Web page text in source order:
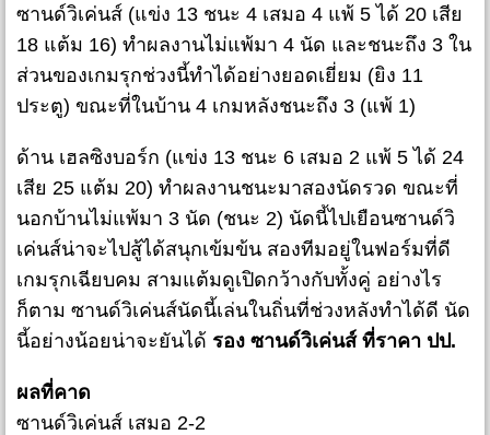
ซานด์วิเค่นส์ (แข่ง 13 ชนะ 4 เสมอ 4 แพ้ 5 ได้ 20 เสีย
18 แต้ม 16) ทำผลงานไม่แพ้มา 4 นัด และชนะถึง 3 ใน
ส่วนของเกมรุกช่วงนี้ทำได้อย่างยอดเยี่ยม (ยิง 11
ประตู) ขณะที่ในบ้าน 4 เกมหลังชนะถึง 3 (แพ้ 1)
ด้าน เฮลซิงบอร์ก (แข่ง 13 ชนะ 6 เสมอ 2 แพ้ 5 ได้ 24
เสีย 25 แต้ม 20) ทำผลงานชนะมาสองนัดรวด ขณะที่
นอกบ้านไม่แพ้มา 3 นัด (ชนะ 2) นัดนี้ไปเยือนซานด์วิ
เค่นส์น่าจะไปสู้ได้สนุกเข้มข้น สองทีมอยู่ในฟอร์มที่ดี
เกมรุกเฉียบคม สามแต้มดูเปิดกว้างกับทั้งคู่ อย่างไร
ก็ตาม ซานด์วิเค่นส์นัดนี้เล่นในถิ่นที่ช่วงหลังทำได้ดี นัด
นี้อย่างน้อยน่าจะยันได้ รอง ซานด์วิเค่นส์ ที่ราคา ปป.
ผลที่คาด
ซานด์วิเค่นส์ เสมอ 2-2